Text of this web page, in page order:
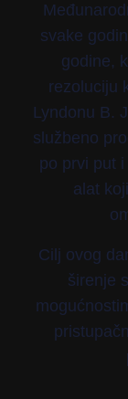
svake
godine,
rezoluciju
Lyndonu B.
službeno
po prvi put
alat
Cilj ovog
širenje